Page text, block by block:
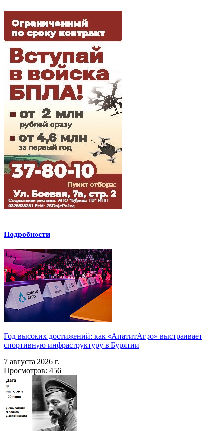
Подробности
Год высоких достижений: как «АпатитАгро» выстраивает
спортивную инфраструктуру в Бурятии
7 августа 2026 г.
Просмотров: 456